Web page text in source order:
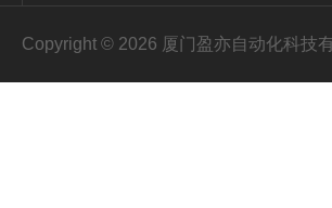
Copyright © 2026 厦门盈亦自动化科技